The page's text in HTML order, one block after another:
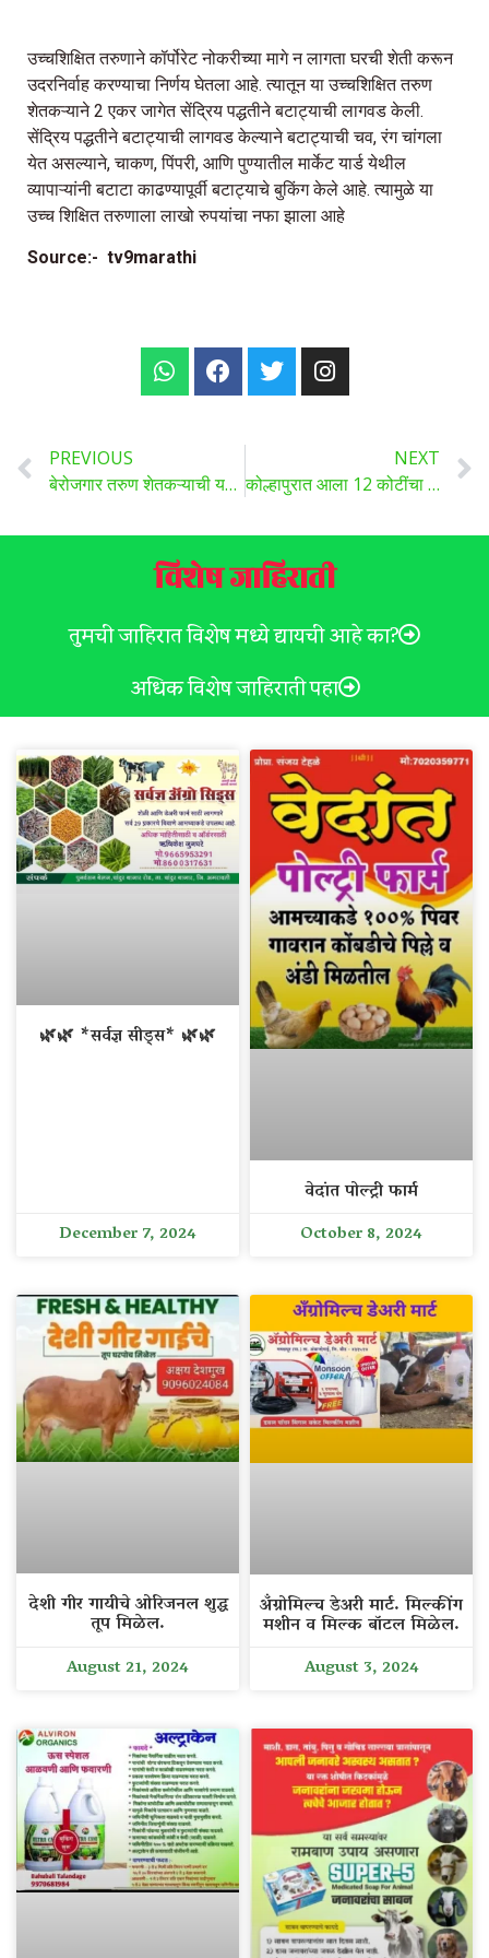
उच्चशिक्षित तरुणाने कॉर्पोरेट नोकरीच्या मागे न लागता घरची शेती करून
उदरनिर्वाह करण्याचा निर्णय घेतला आहे. त्यातून या उच्चशिक्षित तरुण
शेतकऱ्याने 2 एकर जागेत सेंद्रिय पद्धतीने बटाट्याची लागवड केली.
सेंद्रिय पद्धतीने बटाट्याची लागवड केल्याने बटाट्याची चव, रंग चांगला
येत असल्याने, चाकण, पिंपरी, आणि पुण्यातील मार्केट यार्ड येथील
व्यापाऱ्यांनी बटाटा काढण्यापूर्वी बटाट्याचे बुकिंग केले आहे. त्यामुळे या
उच्च शिक्षित तरुणाला लाखो रुपयांचा नफा झाला आहे
Source:- tv9marathi
PREVIOUS
बेरोजगार तरुण शेतकऱ्याची यशोगाथा, आधुनिक शेतीची आयडीया कामी आली, पाच कोटी रुपयांचे उत्पन्न निघण्याची शक्यता
NEXT
कोल्हापुरात आला 12 कोटींचा रेडा! पाहा तो का आहे इतका महाग?
विशेष जाहिराती
तुमची जाहिरात विशेष मध्ये द्यायची आहे का?
अधिक विशेष जाहिराती पहा
🌿🌿 *सर्वज्ञ सीड्स* 🌿🌿
December 7, 2024
वेदांत पोल्ट्री फार्म
October 8, 2024
देशी गीर गायीचे ओरिजनल शुद्ध
तूप मिळेल.
August 21, 2024
अँग्रोमिल्च डेअरी मार्ट. मिल्कींग
मशीन व मिल्क बॉटल मिळेल.
August 3, 2024